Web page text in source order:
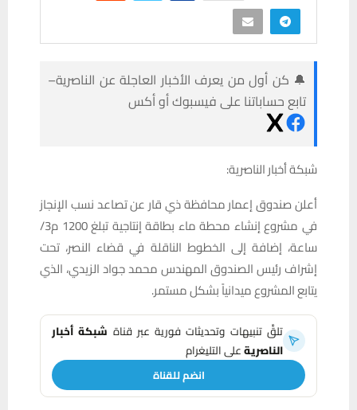
🔔 كن أول من يعرف الأخبار العاجلة عن الناصرية–
تابع حساباتنا على فيسبوك أو أكس
شبكة أخبار الناصرية:
أعلن صندوق إعمار محافظة ذي قار عن تصاعد نسب الإنجاز
في مشروع إنشاء محطة ماء بطاقة إنتاجية تبلغ 1200 م3/
ساعة، إضافة إلى الخطوط الناقلة في قضاء النصر، تحت
إشراف رئيس الصندوق المهندس محمد جواد الزيدي، الذي
يتابع المشروع ميدانياً بشكل مستمر.
تلقَّ تنبيهات وتحديثات فورية عبر قناة شبكة أخبار
الناصريةعلى التليغرام
انضم للقناة